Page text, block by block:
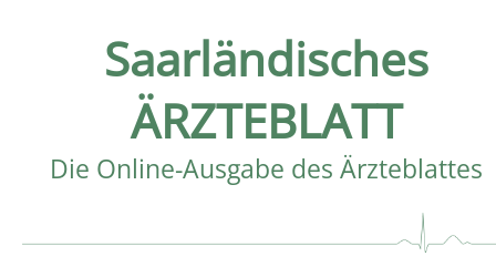
Saarländisches
ÄRZTEBLATT
Die Online-Ausgabe des Ärzteblattes